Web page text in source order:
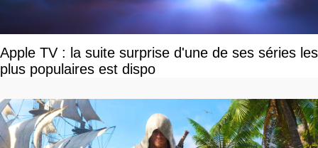
Apple TV : la suite surprise d'une de ses séries les
plus populaires est dispo